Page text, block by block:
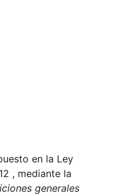
en la Ley
, mediante la
generales